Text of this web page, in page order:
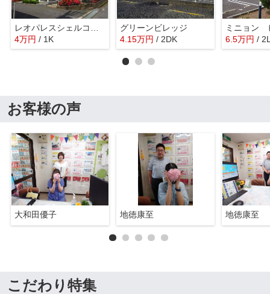
4万円 / 1K
グリーンビレッジ
4.15万円 / 2DK
ミニョン
6.5万円 /
お客様の声
大和田優子 地徳康至 地徳康至
こだわり特集